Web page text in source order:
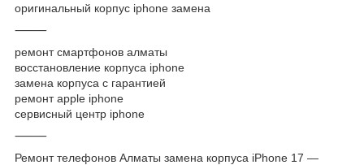
оригинальный корпус iphone замена
⸻
ремонт смартфонов алматы
восстановление корпуса iphone
замена корпуса с гарантией
ремонт apple iphone
сервисный центр iphone
⸻
Ремонт телефонов Алматы замена корпуса iPhone 17 —